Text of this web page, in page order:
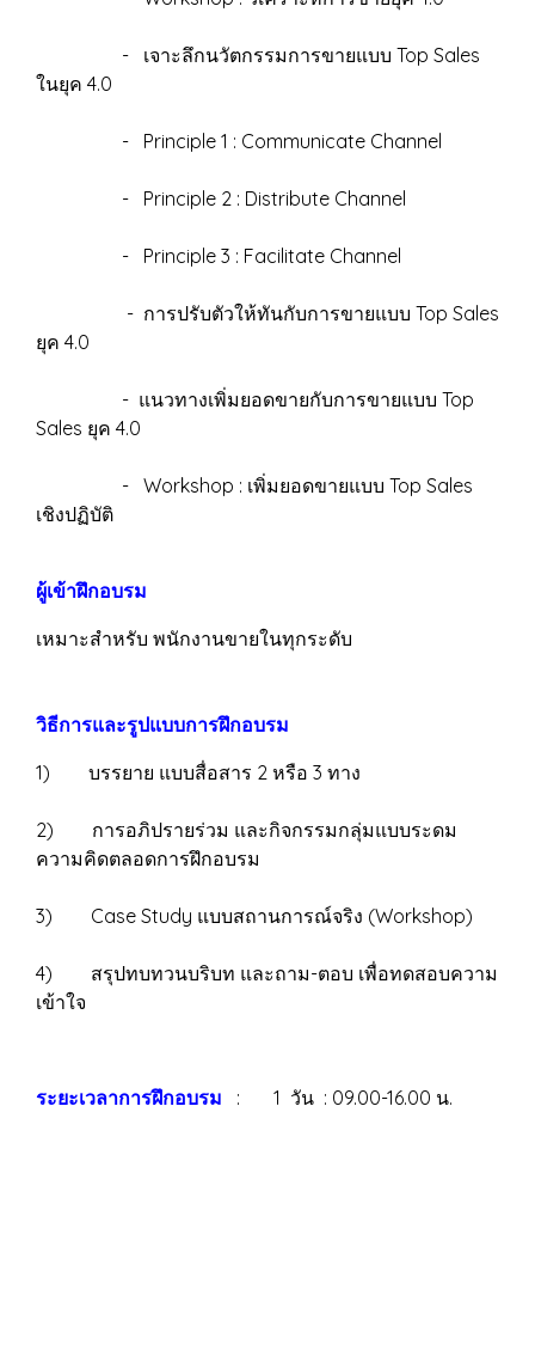
- เจาะลึกนวัตกรรมการขายแบบ Top Sales
ในยุค 4.0
- Principle 1 : Communicate Channel
- Principle 2 : Distribute Channel
- Principle 3 : Facilitate Channel
- การปรับตัวให้ทันกับการขายแบบ Top Sales
ยุค 4.0
- แนวทางเพิ่มยอดขายกับการขายแบบ Top
Sales ยุค 4.0
- Workshop : เพิ่มยอดขายแบบ Top Sales
เชิงปฏิบัติ
ผู้เข้าฝึกอบรม
เหมาะสำหรับ พนักงานขายในทุกระดับ
วิธีการและรูปแบบการฝึกอบรม
1) บรรยาย แบบสื่อสาร 2 หรือ 3 ทาง
2) การอภิปรายร่วม และกิจกรรมกลุ่มแบบระดม
ความคิดตลอดการฝึกอบรม
3) Case Study แบบสถานการณ์จริง (Workshop)
4) สรุปทบทวนบริบท และถาม-ตอบ เพื่อทดสอบความ
เข้าใจ
ระยะเวลาการฝึกอบรม : 1 วัน : 09.00-16.00 น.